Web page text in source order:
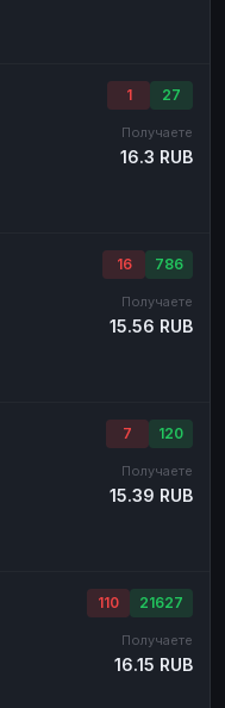
1 27
Получаете
16.3 RUB
16 786
Получаете
15.56 RUB
7 120
Получаете
15.39 RUB
110 21627
Получаете
16.15 RUB